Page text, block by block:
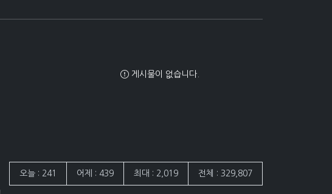
게시물이 없습니다.
접속자집계
오늘 : 241 어제 : 439 최대 : 2,019 전체 : 329,807